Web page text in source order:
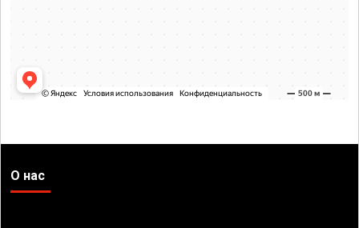
О нас